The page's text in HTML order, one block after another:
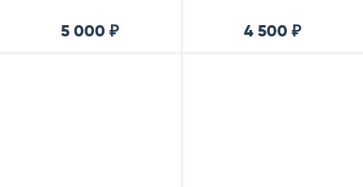
5 000 ₽ 4 500 ₽